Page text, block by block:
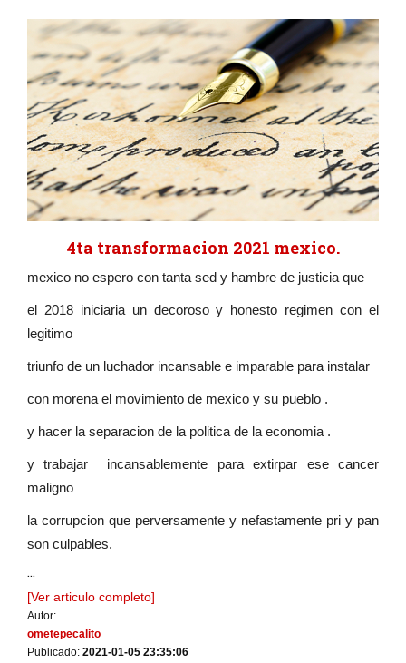
4ta transformacion 2021 mexico.
mexico no espero con tanta sed y hambre de justicia que
el 2018 iniciaria un decoroso y honesto regimen con el
legitimo
triunfo de un luchador incansable e imparable para instalar
con morena el movimiento de mexico y su pueblo .
y hacer la separacion de la politica de la economia .
y trabajar incansablemente para extirpar ese cancer
maligno
la corrupcion que perversamente y nefastamente pri y pan
son culpables.
...
[Ver articulo completo]
Autor:
ometepecalito
Publicado: 2021-01-05 23:35:06